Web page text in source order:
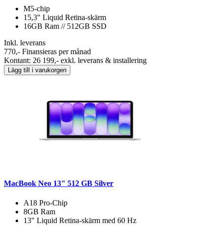
M5-chip
15,3" Liquid Retina-skärm
16GB Ram // 512GB SSD
Inkl. leverans
770,- Finansieras per månad
Kontant: 26 199,- exkl. leverans & installering
Lägg till i varukorgen
MacBook Neo 13" 512 GB Silver
A18 Pro-Chip
8GB Ram
13" Liquid Retina‑skärm med 60 Hz